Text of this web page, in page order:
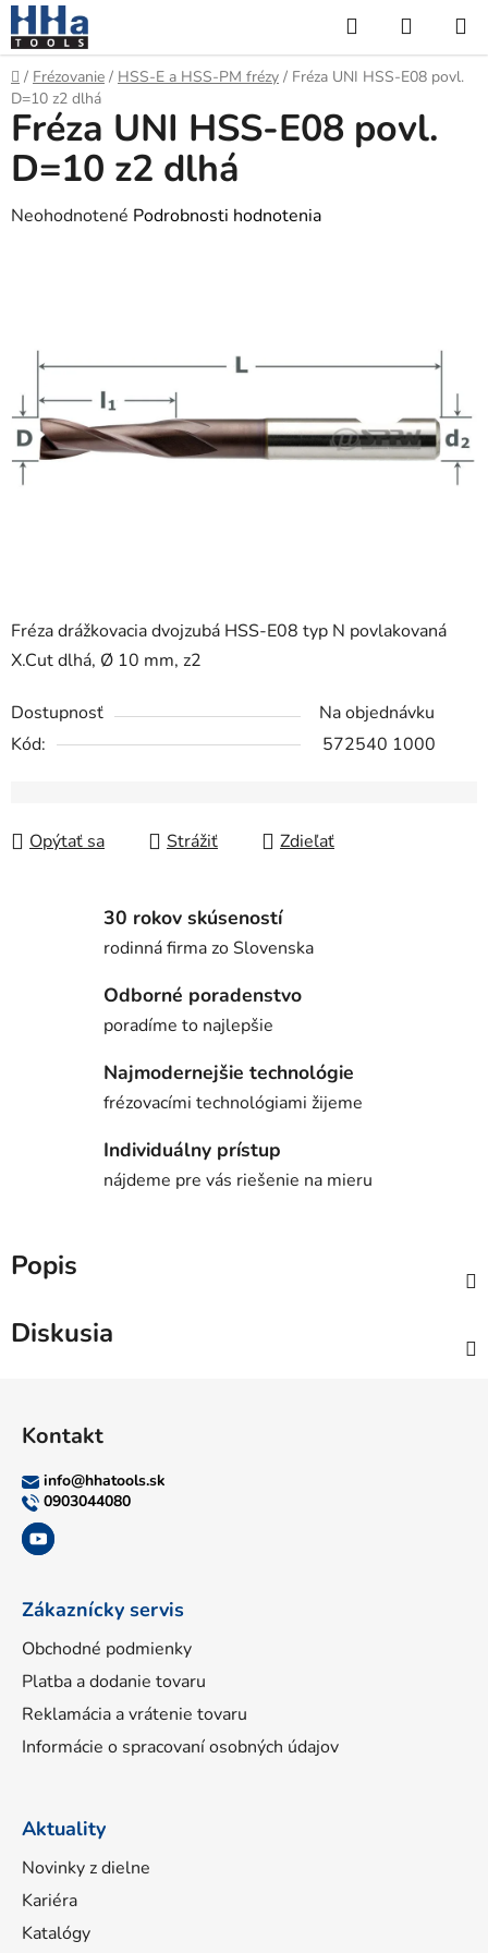
Prejsť
na
obsah
Hľadať
KOŠÍK
Domov
/ Frézovanie / HSS-E a HSS-PM frézy / Fréza UNI HSS-E08 povl.
D=10 z2 dlhá
Fréza drážkovacia dvojzubá HSS-E08 typ N povlakovaná
X.Cut dlhá, Ø 10 mm, z2
Dostupnosť
Na objednávku
Kód:
572540 1000
Opýtať sa Strážiť Zdieľať
Fréza UNI HSS-E08 povl.
D=10 z2 dlhá
Priemerné
hviezdičiek.
Neohodnotené Podrobnosti hodnotenia
30 rokov skúseností
rodinná firma zo Slovenska
Odborné poradenstvo
poradíme to najlepšie
Najmodernejšie technológie
frézovacími technológiami žijeme
Individuálny prístup
nájdeme pre vás riešenie na mieru
Popis
Diskusia
Kontakt
info@hhatools.sk
0903044080
Zákaznícky servis
Obchodné podmienky
Platba a dodanie tovaru
Reklamácia a vrátenie tovaru
Informácie o spracovaní osobných údajov
Aktuality
Novinky z dielne
Kariéra
Katalógy